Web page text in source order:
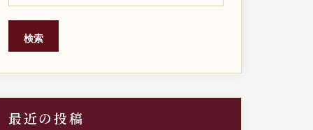
検索
最近の投稿